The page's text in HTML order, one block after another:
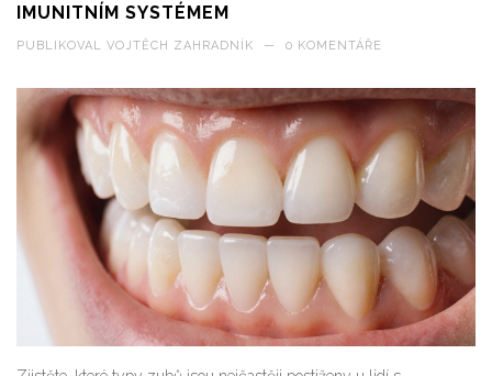
IMUNITNÍM SYSTÉMEM
PUBLIKOVAL VOJTĚCH ZAHRADNÍK — 0 KOMENTÁŘE